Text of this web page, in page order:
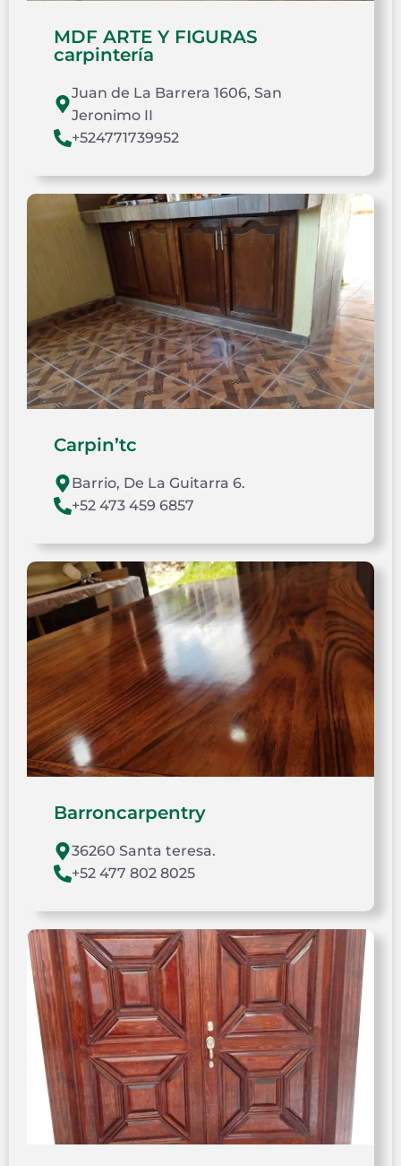
MDF ARTE Y FIGURAS
carpintería
Juan de La Barrera 1606, San
Jeronimo II
+524771739952
Carpin’tc
Barrio, De La Guitarra 6.
+52 473 459 6857
Barroncarpentry
36260 Santa teresa.
+52 477 802 8025